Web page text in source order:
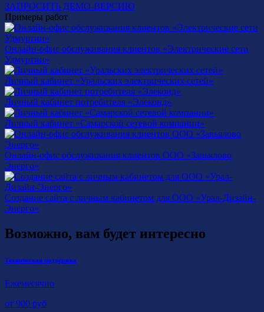
ЗАПРОСИТЬ ДЕМО-ВЕРСИЮ
Примеры работ
Онлайн-офис обслуживания клиентов «Электрические сети
Удмуртии»
Личный кабинет «Уральских электрических сетей»
Личный кабинет потребителя «Элеконд»
Личный кабинет «Самарской сетевой компании»
Онлайн-офис обслуживания клиентов ООО «Завьялово
Энерго»
Создание сайта с личным кабинетом для ООО «Урал-Дизайн-
Энерго»
Возможно, вам будет интересно
Техническая поддержка
Ежемесячно
от 900 руб